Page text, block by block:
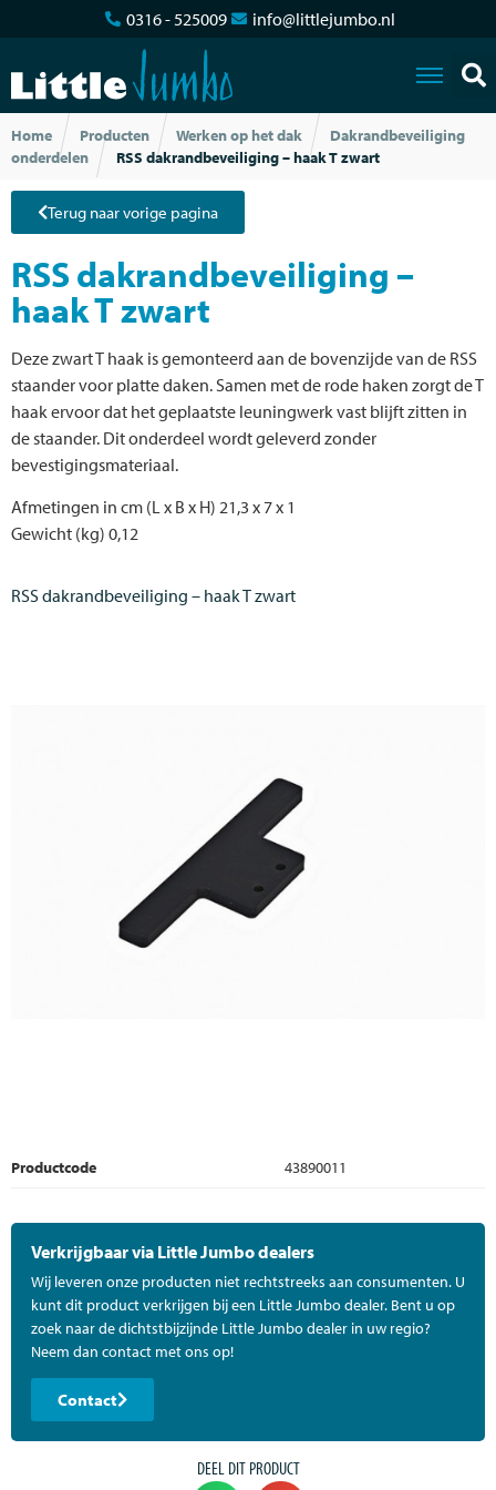
0316 - 525009 info@littlejumbo.nl
Home Producten Werken op het dak
Dakrandbeveiliging
onderdelen
RSS dakrandbeveiliging – haak T zwart
Terug naar vorige pagina
RSS dakrandbeveiliging –
haak T zwart
Deze zwart T haak is gemonteerd aan de bovenzijde van de RSS
staander voor platte daken. Samen met de rode haken zorgt de T
haak ervoor dat het geplaatste leuningwerk vast blijft zitten in
de staander. Dit onderdeel wordt geleverd zonder
bevestigingsmateriaal.
Afmetingen in cm (L x B x H) 21,3 x 7 x 1
Gewicht (kg) 0,12
RSS dakrandbeveiliging – haak T zwart
Productcode 43890011
Verkrijgbaar via Little Jumbo dealers
Wij leveren onze producten niet rechtstreeks aan consumenten. U
kunt dit product verkrijgen bij een Little Jumbo dealer. Bent u op
zoek naar de dichtstbijzijnde Little Jumbo dealer in uw regio?
Neem dan contact met ons op!
Contact
DEEL DIT PRODUCT